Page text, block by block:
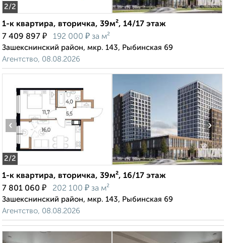
2/2
1-к квартира, вторичка, 39м², 14/17 этаж
7 409 897 ₽ 192 000 ₽ за м²
Зашекснинский район, мкр. 143, Рыбинская 69
Агентство, 08.08.2026
2/2
‹ ›
1-к квартира, вторичка, 39м², 16/17 этаж
7 801 060 ₽ 202 100 ₽ за м²
Зашекснинский район, мкр. 143, Рыбинская 69
Агентство, 08.08.2026